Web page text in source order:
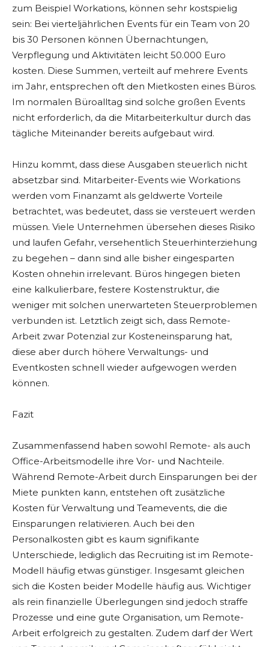
zum Beispiel Workations, können sehr kostspielig
sein: Bei vierteljährlichen Events für ein Team von 20
bis 30 Personen können Übernachtungen,
Verpflegung und Aktivitäten leicht 50.000 Euro
kosten. Diese Summen, verteilt auf mehrere Events
im Jahr, entsprechen oft den Mietkosten eines Büros.
Im normalen Büroalltag sind solche großen Events
nicht erforderlich, da die Mitarbeiterkultur durch das
tägliche Miteinander bereits aufgebaut wird.
Hinzu kommt, dass diese Ausgaben steuerlich nicht
absetzbar sind. Mitarbeiter-Events wie Workations
werden vom Finanzamt als geldwerte Vorteile
betrachtet, was bedeutet, dass sie versteuert werden
müssen. Viele Unternehmen übersehen dieses Risiko
und laufen Gefahr, versehentlich Steuerhinterziehung
zu begehen – dann sind alle bisher eingesparten
Kosten ohnehin irrelevant. Büros hingegen bieten
eine kalkulierbare, festere Kostenstruktur, die
weniger mit solchen unerwarteten Steuerproblemen
verbunden ist. Letztlich zeigt sich, dass Remote-
Arbeit zwar Potenzial zur Kosteneinsparung hat,
diese aber durch höhere Verwaltungs- und
Eventkosten schnell wieder aufgewogen werden
können.
Fazit
Zusammenfassend haben sowohl Remote- als auch
Office-Arbeitsmodelle ihre Vor- und Nachteile.
Während Remote-Arbeit durch Einsparungen bei der
Miete punkten kann, entstehen oft zusätzliche
Kosten für Verwaltung und Teamevents, die die
Einsparungen relativieren. Auch bei den
Personalkosten gibt es kaum signifikante
Unterschiede, lediglich das Recruiting ist im Remote-
Modell häufig etwas günstiger. Insgesamt gleichen
sich die Kosten beider Modelle häufig aus. Wichtiger
als rein finanzielle Überlegungen sind jedoch straffe
Prozesse und eine gute Organisation, um Remote-
Arbeit erfolgreich zu gestalten. Zudem darf der Wert